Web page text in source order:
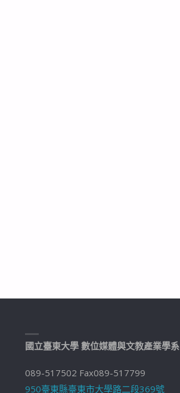
國立臺東大學 數位媒體與文教產業學系
089-517502 Fax089-517799
950臺東縣臺東市大學路二段369號